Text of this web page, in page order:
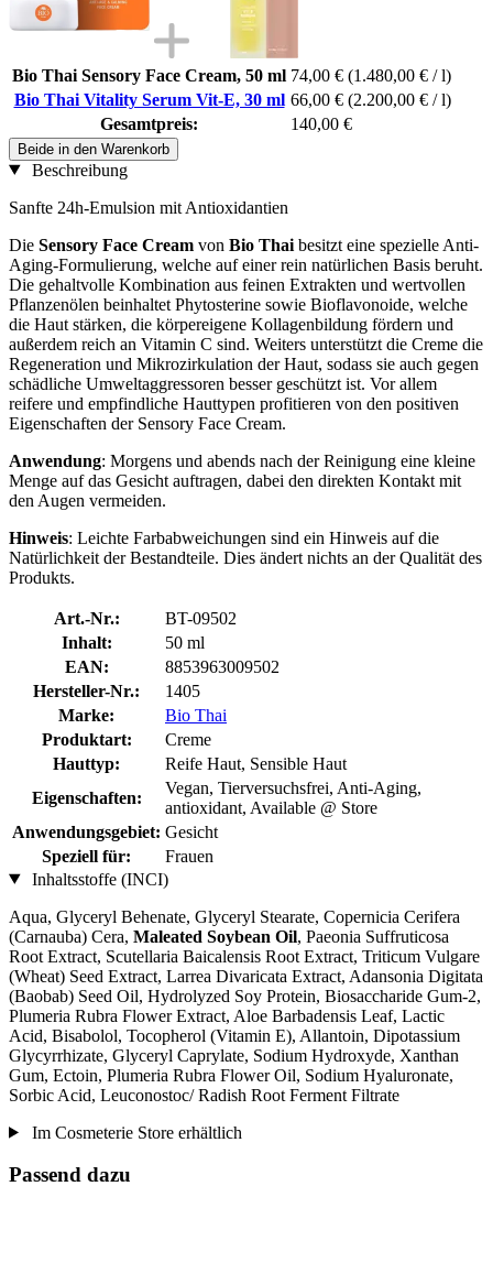
Bio Thai Sensory Face Cream, 50 ml 74,00 € (1.480,00 € / l)
Bio Thai Vitality Serum Vit-E, 30 ml 66,00 € (2.200,00 € / l)
Gesamtpreis:
140,00 €
Beide in den Warenkorb
Beschreibung
Sanfte 24h-Emulsion mit Antioxidantien
Die Sensory Face Cream von Bio Thai besitzt eine spezielle Anti-
Aging-Formulierung, welche auf einer rein natürlichen Basis beruht.
Die gehaltvolle Kombination aus feinen Extrakten und wertvollen
Pflanzenölen beinhaltet Phytosterine sowie Bioflavonoide, welche
die Haut stärken, die körpereigene Kollagenbildung fördern und
außerdem reich an Vitamin C sind. Weiters unterstützt die Creme die
Regeneration und Mikrozirkulation der Haut, sodass sie auch gegen
schädliche Umweltaggressoren besser geschützt ist. Vor allem
reifere und empfindliche Hauttypen profitieren von den positiven
Eigenschaften der Sensory Face Cream.
Anwendung: Morgens und abends nach der Reinigung eine kleine
Menge auf das Gesicht auftragen, dabei den direkten Kontakt mit
den Augen vermeiden.
Hinweis: Leichte Farbabweichungen sind ein Hinweis auf die
Natürlichkeit der Bestandteile. Dies ändert nichts an der Qualität des
Produkts.
Art.-Nr.:
BT-09502
Inhalt:
50 ml
EAN:
8853963009502
Hersteller-Nr.:
1405
Marke:
Bio Thai
Produktart:
Creme
Hauttyp:
Reife Haut, Sensible Haut
Eigenschaften:
Vegan, Tierversuchsfrei, Anti-Aging,
antioxidant, Available @ Store
Anwendungsgebiet: Gesicht
Speziell für:
Frauen
Inhaltsstoffe (INCI)
Aqua, Glyceryl Behenate, Glyceryl Stearate, Copernicia Cerifera
(Carnauba) Cera, Maleated Soybean Oil, Paeonia Suffruticosa
Root Extract, Scutellaria Baicalensis Root Extract, Triticum Vulgare
(Wheat) Seed Extract, Larrea Divaricata Extract, Adansonia Digitata
(Baobab) Seed Oil, Hydrolyzed Soy Protein, Biosaccharide Gum-2,
Plumeria Rubra Flower Extract, Aloe Barbadensis Leaf, Lactic
Acid, Bisabolol, Tocopherol (Vitamin E), Allantoin, Dipotassium
Glycyrrhizate, Glyceryl Caprylate, Sodium Hydroxyde, Xanthan
Gum, Ectoin, Plumeria Rubra Flower Oil, Sodium Hyaluronate,
Sorbic Acid, Leuconostoc/ Radish Root Ferment Filtrate
Im Cosmeterie Store erhältlich
Passend dazu